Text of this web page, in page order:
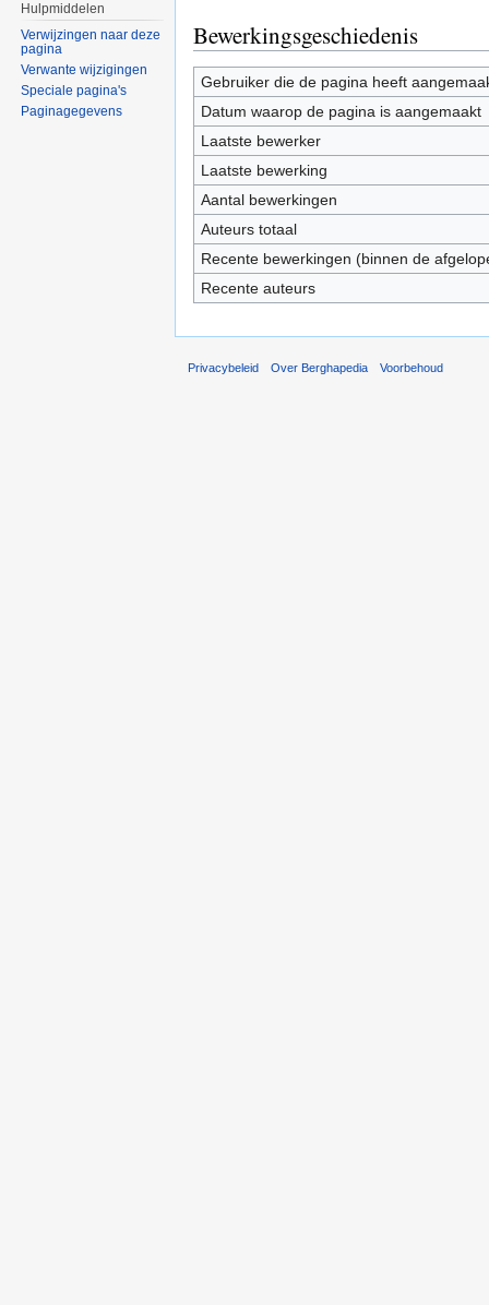
Bewerkingsgeschiedenis
Gebruiker die de pagina heeft
Datum waarop de pagina is aangemaakt
Laatste bewerker
Laatste bewerking
Aantal bewerkingen
Auteurs totaal
Recente bewerkingen (binnen de
Recente auteurs
Hulpmiddelen
Verwijzingen naar deze
pagina
Verwante wijzigingen
Speciale pagina's
Paginagegevens
Privacybeleid Over Berghapedia Voorbehoud